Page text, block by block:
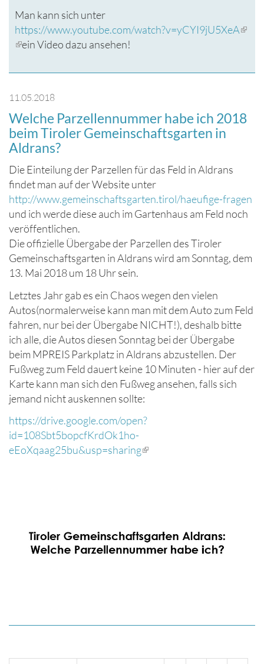
Man kann sich unter
https://www.youtube.com/watch?v=yCYI9jU5XeA(link
(Link
extern)
ein Video dazu ansehen!
11.05.2018
Welche Parzellennummer habe ich 2018
beim Tiroler Gemeinschaftsgarten in
Aldrans?
Die Einteilung der Parzellen für das Feld in Aldrans
findet man auf der Website unter
http://www.gemeinschaftsgarten.tirol/haeufige-fragen
und ich werde diese auch im Gartenhaus am Feld noch
veröffentlichen.
Die offizielle Übergabe der Parzellen des Tiroler
Gemeinschaftsgarten in Aldrans wird am Sonntag, dem
13. Mai 2018 um 18 Uhr sein.
Letztes Jahr gab es ein Chaos wegen den vielen
Autos(normalerweise kann man mit dem Auto zum Feld
fahren, nur bei der Übergabe NICHT!), deshalb bitte
ich alle, die Autos diesen Sonntag bei der Übergabe
beim MPREIS Parkplatz in Aldrans abzustellen. Der
Fußweg zum Feld dauert keine 10 Minuten - hier auf der
Karte kann man sich den Fußweg ansehen, falls sich
jemand nicht auskennen sollte:
https://drive.google.com/open?
id=108Sbt5bopcfKrdOk1ho-
eEoXqaag25bu&usp=sharing(Link